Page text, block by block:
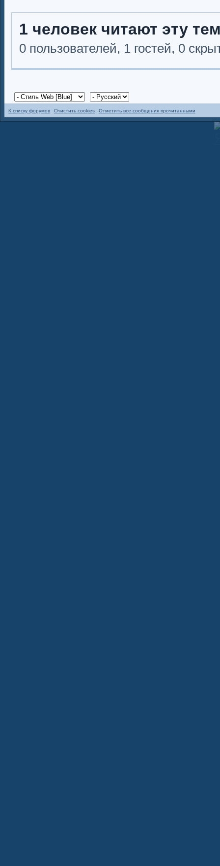
1 человек читают эту
0 пользователей, 1 гостей, 0
К списку форумов Очистить cookies Отметить все сообщения прочитанными